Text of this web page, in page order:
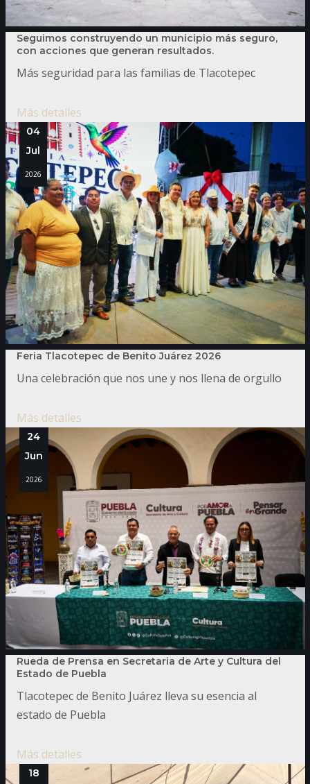
Seguimos construyendo un municipio más seguro,
con acciones que generan resultados.
Más seguridad para las familias de Tlacotepec
Más detalles
04
Jul
2026
Feria Tlacotepec de Benito Juárez 2026
Una celebración que nos une y nos llena de orgullo
Más detalles
24
Jun
2026
Rueda de Prensa en Secretaria de Arte y Cultura del
Estado de Puebla
Tlacotepec de Benito Juárez lleva su esencia al
estado de Puebla
Más detalles
18